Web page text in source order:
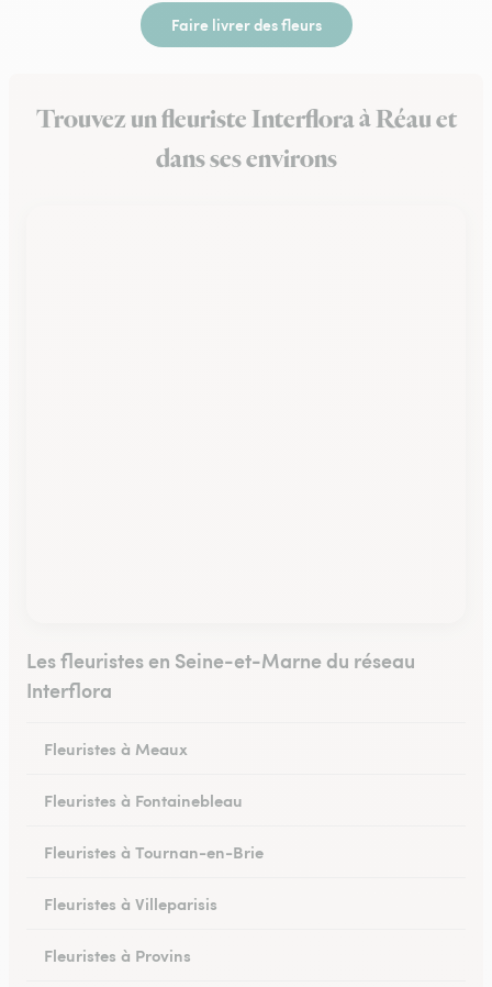
Faire livrer des fleurs
Trouvez un fleuriste Interflora à Réau et
dans ses environs
Les fleuristes en Seine-et-Marne du réseau
Interflora
Fleuristes à Meaux
Fleuristes à Fontainebleau
Fleuristes à Tournan-en-Brie
Fleuristes à Villeparisis
Fleuristes à Provins